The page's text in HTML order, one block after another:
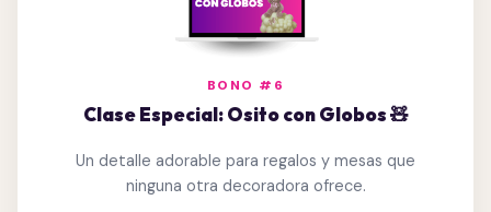
BONO #6
Clase Especial: Osito con Globos 🧸
Un detalle adorable para regalos y mesas que
ninguna otra decoradora ofrece.